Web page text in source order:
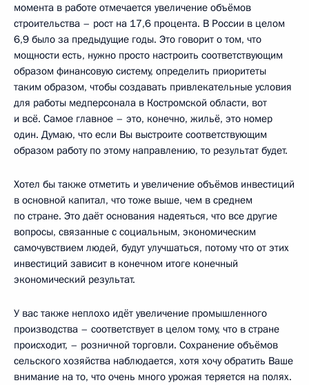
момента в работе отмечается увеличение объёмов
строительства – рост на 17,6 процента. В России в целом
6,9 было за предыдущие годы. Это говорит о том, что
мощности есть, нужно просто настроить соответствующим
образом финансовую систему, определить приоритеты
таким образом, чтобы создавать привлекательные условия
для работы медперсонала в Костромской области, вот
и всё. Самое главное – это, конечно, жильё, это номер
один. Думаю, что если Вы выстроите соответствующим
образом работу по этому направлению, то результат будет.
Хотел бы также отметить и увеличение объёмов инвестиций
в основной капитал, что тоже выше, чем в среднем
по стране. Это даёт основания надеяться, что все другие
вопросы, связанные с социальным, экономическим
самочувствием людей, будут улучшаться, потому что от этих
инвестиций зависит в конечном итоге конечный
экономический результат.
У вас также неплохо идёт увеличение промышленного
производства – соответствует в целом тому, что в стране
происходит, – розничной торговли. Сохранение объёмов
сельского хозяйства наблюдается, хотя хочу обратить Ваше
внимание на то, что очень много урожая теряется на полях.